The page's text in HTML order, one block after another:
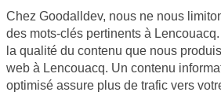
Chez Goodalldev, nous ne nous
des mots-clés pertinents à
la qualité du contenu que nous
web à Lencouacq. Un contenu
optimisé assure plus de trafic vers